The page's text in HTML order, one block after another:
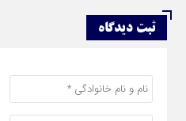
ثبت دیدگاه